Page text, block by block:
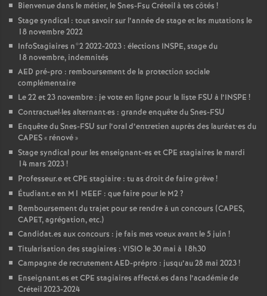
Bienvenue dans le métier, le Snes-Fsu Créteil à tes côtés !
Stage syndical : tout savoir sur l’année de stage et les mutations le
18 novembre 2022
InfoStagiaires n°2 2022-2023 : élections INSPE, stage du
18 novembre, indemnités
AED pré-pro : remboursement de la protection sociale
complémentaire
Le 22 et 23 novembre : je vote en ligne pour la liste FSU à l’INSPE !
Contractuel·les alternant·es : grande enquête du Snes-FSU
Enquête du Snes-FSU sur l’oral d’entretien auprès des lauréat•es du
CAPES« rénové»
Stage syndical pour les enseignant-es etCPE stagiaires le mardi
14 mars 2023!
Professeur.e etCPE stagiaire : tu as droit de faire grève!
Étudiant.e en M1 MEEF : que faire pour le M2?
Remboursement du trajet pour se rendre à un concours (CAPES,
CAPET, agrégation, etc.)
Candidat.es aux concours : je fais mes voeux avant le 5 juin !
Titularisation des stagiaires : VISIO le 30 mai à 18h30
Campagne de recrutementAED-prépro : jusqu’au 28 mai 2023!
Enseignant.es etCPE stagiaires affecté.es dans l’académie de
Créteil 2023-2024